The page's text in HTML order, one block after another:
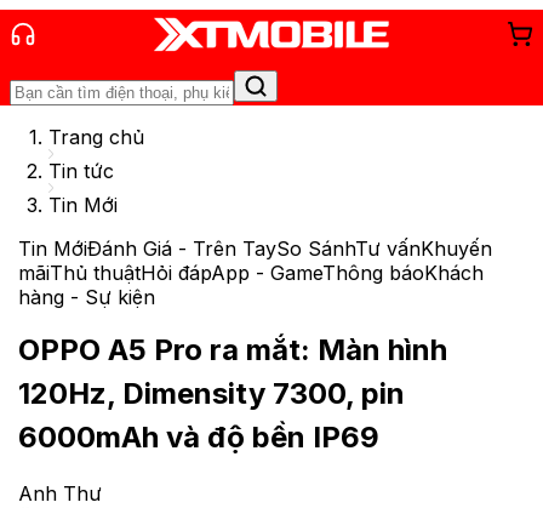
Trang chủ
Tin tức
Tin Mới
Tin MớiĐánh Giá - Trên TaySo SánhTư vấnKhuyến
mãiThủ thuậtHỏi đápApp - GameThông báoKhách
hàng - Sự kiện
OPPO A5 Pro ra mắt: Màn hình
120Hz, Dimensity 7300, pin
6000mAh và độ bền IP69
Anh Thư